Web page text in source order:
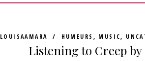
LOUISAAMARA HUMEURS , MUSIC,
Listening to Creep by